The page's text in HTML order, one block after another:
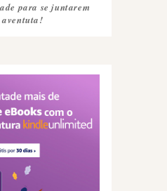
para se juntarem
aventuta!